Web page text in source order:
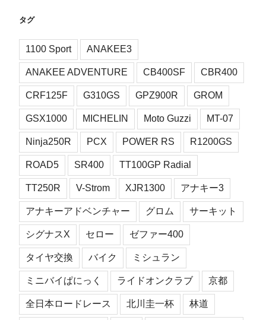
タグ
1100 Sport ANAKEE3
ANAKEE ADVENTURE CB400SF CBR400
CRF125F G310GS GPZ900R GROM
GSX1000 MICHELIN Moto Guzzi MT-07
Ninja250R PCX POWER RS R1200GS
ROAD5 SR400 TT100GP Radial
TT250R V-Strom XJR1300 アナキー3
アナキーアドベンチャー グロム サーキット
シグナスX セロー ゼファー400
タイヤ交換 バイク ミシュラン
ミニバイぱにっく ライドオンクラブ 京都
全日本ロードレース 北川圭一杯 林道